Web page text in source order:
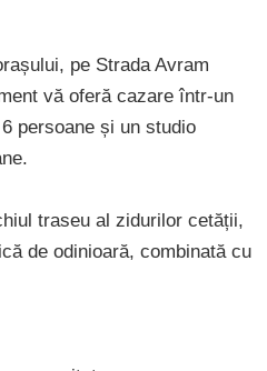
pe Strada Avram
vă oferă cazare într-un
persoane și un studio
traseu al zidurilor cetății,
de odinioară, combinată cu